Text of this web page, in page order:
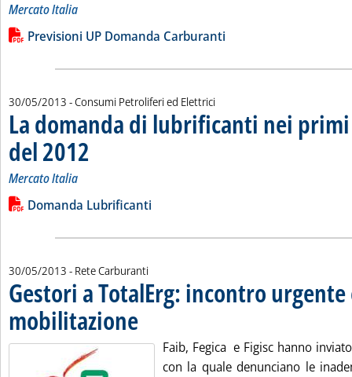
Mercato Italia
Leggi tutta la notizia: 'Sintesi delle nuove previsioni UP
Lista allegati PDF alla notizia
Previsioni UP Domanda Carburanti
30/05/2013 - Consumi Petroliferi ed Elettrici
La domanda di lubrificanti nei
del 2012
Mercato Italia
Leggi tutta la notizia: 'La domanda di lubrificanti nei primi
Lista allegati PDF alla notizia
Domanda Lubrificanti
30/05/2013 - Rete Carburanti
Gestori a TotalErg: incontro urgente
mobilitazione . Pubblicata giovedì 30 maggio 2013 alle 14.49.
Faib, Fegica e Figisc hanno
con la quale denunciano le